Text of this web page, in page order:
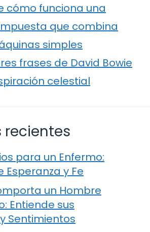
cómo funciona una
que combina
simples
frases de David Bowie
celestial
recientes
para un Enfermo:
Esperanza y Fe
un Hombre
Entiende sus
Sentimientos